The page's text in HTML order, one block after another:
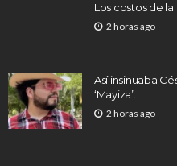
Los costos de
2 horas ago
Así insinuaba
‘Mayiza’.
2 horas ago